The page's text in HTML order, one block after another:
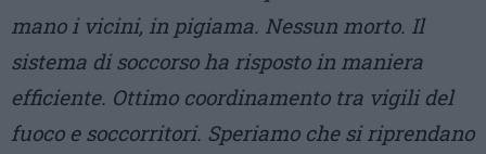
mano i vicini, in pigiama. Nessun morto. Il
sistema di soccorso ha risposto in maniera
efficiente. Ottimo coordinamento tra vigili del
fuoco e soccorritori. Speriamo che si riprendano